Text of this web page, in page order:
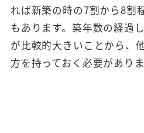
れば新築の時の7割から8割
もあります。築年数の経過
が比較的大きいことから、
方を持っておく必要がありま